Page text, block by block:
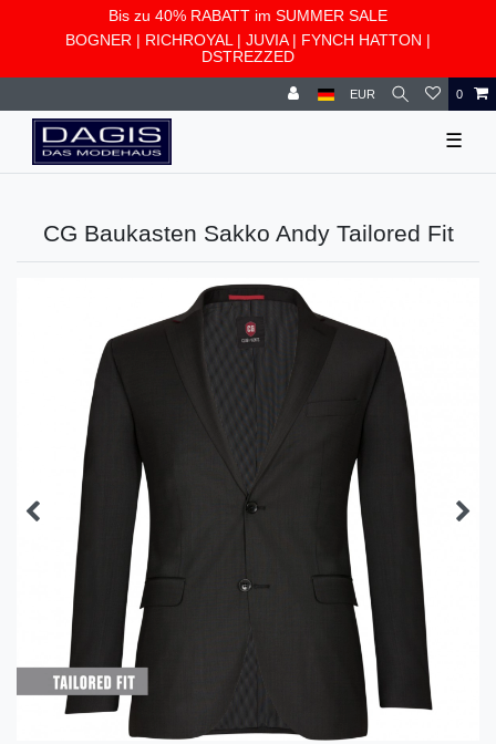
Bis zu 40% RABATT im SUMMER SALE
BOGNER | RICHROYAL | JUVIA| FYNCH HATTON |
DSTREZZED
EUR 0
☰
CG Baukasten Sakko Andy Tailored Fit